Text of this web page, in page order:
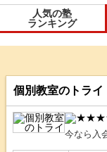
人気の塾
ランキング
個別教室のトライ
今なら入